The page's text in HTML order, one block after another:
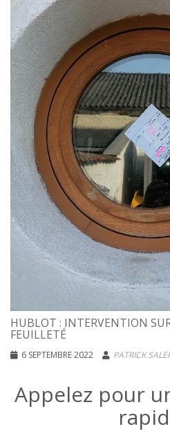
HUBLOT : INTERVENTION
FEUILLETÉ
6 SEPTEMBRE 2022 PATRICK
Appelez pour